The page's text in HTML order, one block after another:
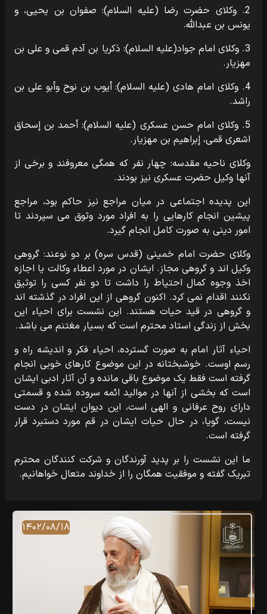
2. وکلاى حضرت رضا (علیه السلام): صفوان بن یحیى، و
یونس بن عبداللّه.
3. وکلاى امام جواد(علیه السلام): ذکریا بن آدم قمى و على بن
مهزیار.
4. وکلاى امام هادى (علیه السلام): أیوب بن نوح وأبو علی بن
راشد.
5. وکلاى امام حسن عسکرى (علیه السلام): أحمد بن إسحاق
اشعرى قمى، إبراهیم بن مهزیار.
وکلاى ناحیه مقدسه: چهار نفر که همگى معروفند و برخى از
آنها وکیل حضرت عسکرى نیز بودند.
این پدیده اجتماعى در میان مراجع نیز حاکم بود، مراجع
پیشین انجام کارهایى را به افراد مورد وثوق مى سپردند تا
امور دینى به صورت کامل انجام گیرد.
وکلاى حضرت امام خمینى (قدس سره) بر دو نوعند: گروهى
وکیل اند و گروهى مجاز. ایشان در مورد اعطاء وکالت یا اجازه
اخذ وجوه کمال احتیاط را داشت تا دو نفر کسى را توثیق
نکنند اقدام نمى کرد. اکنون گروهى از این افراد در گذشته اند
و گروهى در قید حیات هستند. این نشست براى احیاء این
بخش از زندگى استاد محترم است که بسیار مغتنم مى باشد.
احیاء آثار امام به صورت گسترده، احیاء فکر و اندیشه راه و
رسم اوست. خوشبختانه در این موضوع کارهاى خوبى انجام
گرفته است فقط یک موضوع باقى مانده و آن آثار ادبى ایشان
است که بخشى از آنها در موالید ائمه سروده شده و قسمتى
داراى روح عرفانى و الهى است، این دیوان ایشان در دست
نیست، گویا، در حال حیات ایشان در قم مورد دستبرد قرار
گرفته است.
ما این نشست را بر پدید آورندگان و شرکت کنندگان محترم
تبریک گفته و موفقیت همگان را از خداوند متعال خواهانیم.
۱۴۰۲/۰۸/۱۸